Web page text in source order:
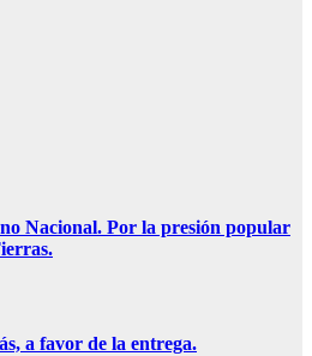
Nacional. Por la presión popular
a favor de la entrega.